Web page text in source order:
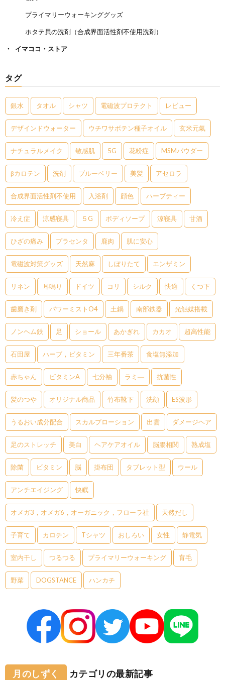
プライマリーウォーキンググッズ
ホタテ貝の洗剤（合成界面活性剤不使用洗剤）
イマココ・ストア
タグ
銀水 タオル シャツ 電磁波プロテクト レビュー
デザインドウォーター ウチワサボテン種子オイル 玄米元氣
ナチュラルメイク 敏感肌 5G 花粉症 MSMパウダー
βカロテン 洗剤 ブルーベリー 美髪 アセロラ
合成界面活性剤不使用 入浴剤 顔色 ハーブティー
冷え症 涼感寝具 ５G ボディソープ 涼寝具 甘酒
ひざの痛み プラセンタ 鹿肉 肌に安心
電磁波対策グッズ 天然麻 しぼりたて エンザミン
リネン 耳鳴り ドイツ コリ シルク 快適 くつ下
歯磨き剤 パワーミストO4 土鍋 南部鉄器 光触媒搭載
ノンヘム鉄 足 ショール あかぎれ カカオ 超高性能
石田屋 ハーブ，ビタミン 三年番茶 食塩無添加
赤ちゃん ビタミンA 七分袖 ラミ― 抗菌性
髪のつや オリジナル商品 竹布靴下 洗顔 ES波形
うるおい成分配合 スカルプローション 出雲 ダメージヘア
足のストレッチ 美白 ヘアケアオイル 脳腸相関 熟成塩
除菌 ビタミン 脳 掛布団 タブレット型 ウール
アンチエイジング 快眠
オメガ3，オメガ6，オーガニック，フローラ社 天然だし
子育て カロチン Tシャツ おしろい 女性 静電気
室内干し つるつる プライマリーウォーキング 育毛
野菜 DOGSTANCE ハンカチ
月のしずく カテゴリの最新記事